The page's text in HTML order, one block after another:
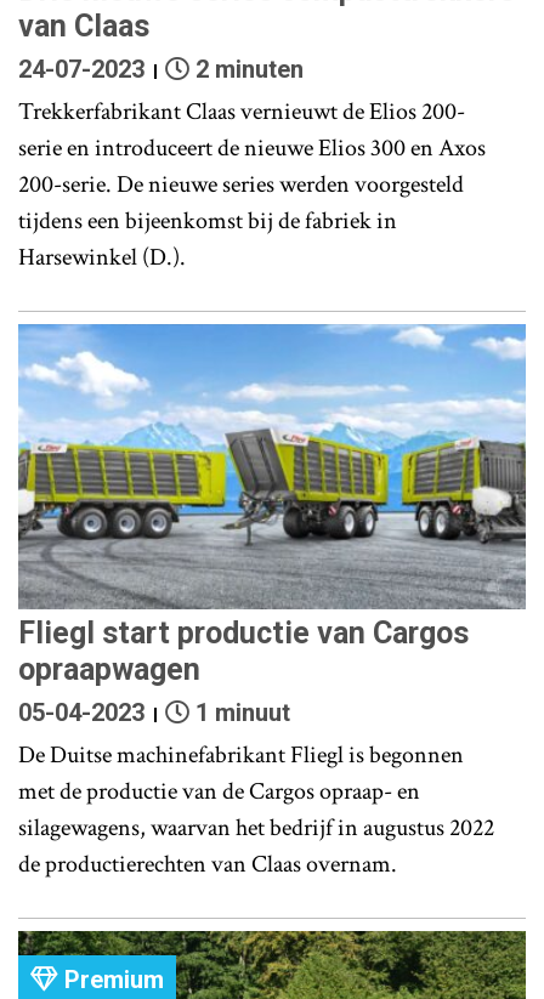
van Claas
24-07-2023 2 minuten
Trekkerfabrikant Claas vernieuwt de Elios 200-
serie en introduceert de nieuwe Elios 300 en Axos
200-serie. De nieuwe series werden voorgesteld
tijdens een bijeenkomst bij de fabriek in
Harsewinkel (D.).
Fliegl start productie van Cargos
opraapwagen
05-04-2023 1 minuut
De Duitse machinefabrikant Fliegl is begonnen
met de productie van de Cargos opraap- en
silagewagens, waarvan het bedrijf in augustus 2022
de productierechten van Claas overnam.
Premium